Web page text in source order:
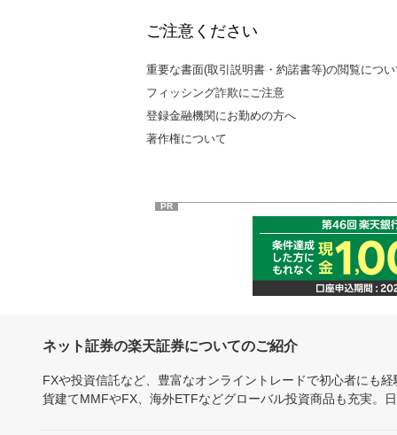
ご注意ください
重要な書面(取引説明書・約諾書等)の閲覧につ
フィッシング詐欺にご注意
登録金融機関にお勤めの方へ
著作権について
PR
ネット証券の楽天証券についてのご紹介
FXや投資信託など、豊富なオンライントレードで初心者にも
貨建てMMFやFX、海外ETFなどグローバル投資商品も充実。